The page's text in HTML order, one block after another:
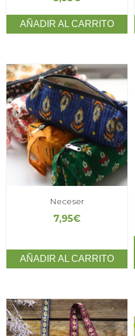
AÑADIR AL CARRITO
Neceser
7,95€
AÑADIR AL CARRITO